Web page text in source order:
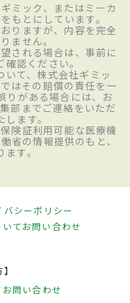
ミック、またはミーカ
もとにしています。
りますが、内容を完全
ません。
される場合は、事前に
認ください。
いて、株式会社ギミッ
はその賠償の責任を一
りがある場合には、お
部までご連絡をいただ
ます。
険証利用可能な医療機
省の情報提供のもと、
す。
バシーポリシー
てお問い合わせ
お問い合わせ